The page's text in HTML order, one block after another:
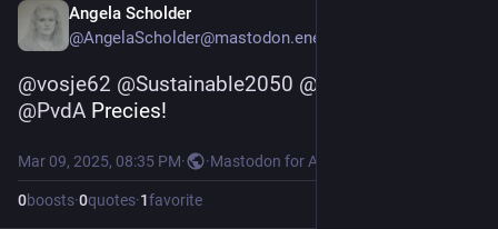
Angela Scholder
@AngelaScholder@mastodon.energy
@vosje62 @Sustainable2050 @
@PvdA Precies!
Mar 09, 2025, 08:35 PM· ·Mastodon for Android
0boosts·0quotes·1favorite